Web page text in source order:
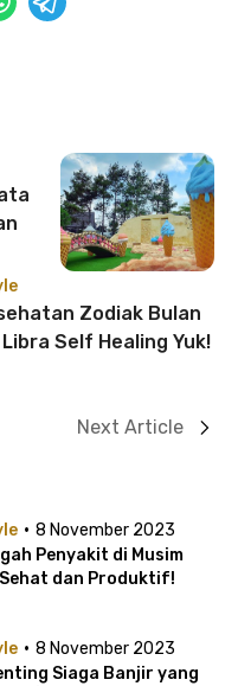
Zodiak Bulan
Self Healing Yuk!
Next Article
· 8 November 2023
Penyakit di Musim
dan Produktif!
· 8 November 2023
Siaga Banjir yang